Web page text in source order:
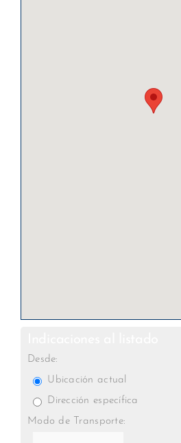
Desde:
Ubicación actual
Dirección específica
Modo de Transporte: